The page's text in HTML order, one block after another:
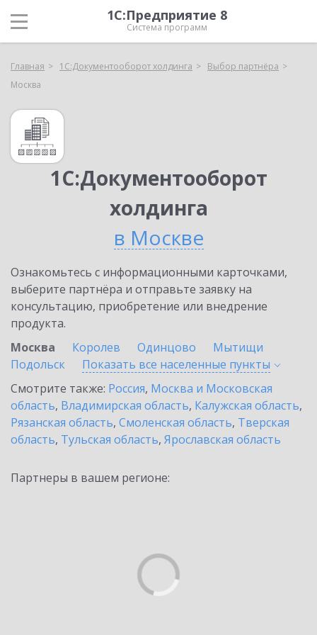
1С:Предприятие 8
Система программ
Главная 1С:Документооборот холдинга
Выбор партнёра
Москва
1С:Документооборот
холдинга
в Москве
Ознакомьтесь с информационными карточками,
выберите партнёра и отправьте заявку на
консультацию, приобретение или внедрение
продукта.
Москва
Королев Одинцово
Мытищи
Подольск
Показать все населенные пункты
Смотрите также: Россия, Москва и Московская
область, Владимирская область, Калужская область,
Рязанская область, Смоленская область, Тверская
область, Тульская область, Ярославская область
Партнеры в вашем регионе: